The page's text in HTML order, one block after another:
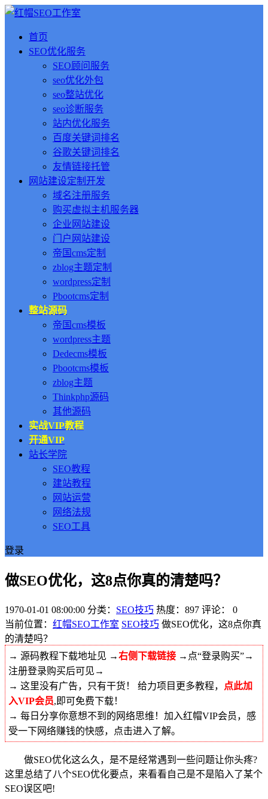
首页
SEO优化服务
SEO顾问服务
seo优化外包
seo整站优化
seo诊断服务
站内优化服务
百度关键词排名
谷歌关键词排名
友情链接托管
网站建设定制开发
域名注册服务
购买虚拟主机服务器
企业网站建设
门户网站建设
帝国cms定制
zblog主题定制
wordpress定制
Pbootcms定制
整站源码
帝国cms模板
wordpress主题
Dedecms模板
Pbootcms模板
zblog主题
Thinkphp源码
其他源码
实战VIP教程
开通VIP
站长学院
SEO教程
建站教程
网站运营
网络法规
SEO工具
登录
做SEO优化，这8点你真的清楚吗？
1970-01-01 08:00:00 分类： SEO技巧 热度：897 评论：
0
当前位置： 红帽SEO工作室 SEO技巧 做SEO优化，这8点你真
的清楚吗？
→ 源码教程下载地址见 →右侧下载链接 →点“登录购买”→
注册登录购买后可见→
→ 这里没有广告，只有干货！ 给力项目更多教程，
点此加
入VIP会员,即可免费下载！
→ 每日分享你意想不到的网络思维！加入红帽VIP会员，感
受一下网络赚钱的快感，点击进入了解。
做SEO优化这么久，是不是经常遇到一些问题让你头疼?
这里总结了八个SEO优化要点，来看看自己是不是陷入了某个
SEO误区吧!